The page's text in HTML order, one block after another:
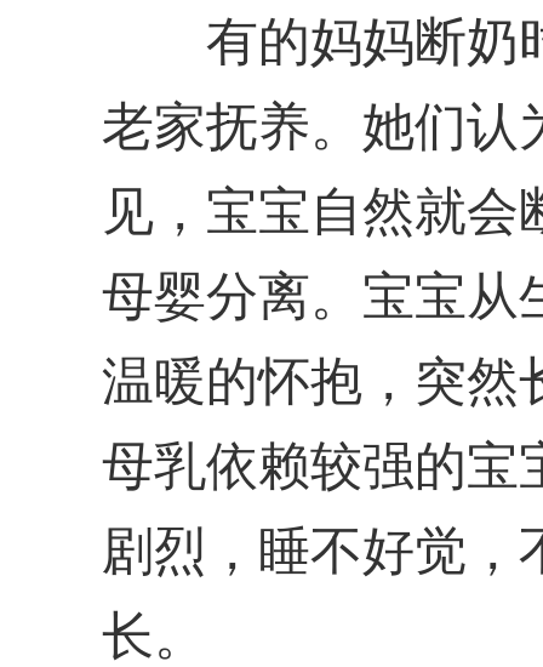
有的妈妈断奶
老家抚养。她们认
见，宝宝自然就
母婴分离。宝宝从
温暖的怀抱，突然
母乳依赖较强的宝
剧烈，睡不好觉，
长。